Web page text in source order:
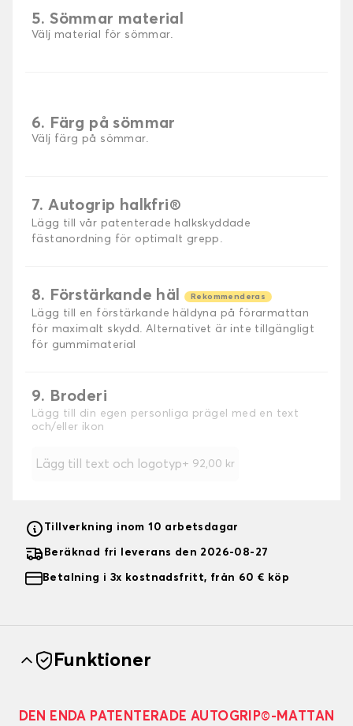
5. Sömmar material
Välj material för sömmar.
6. Färg på sömmar
Välj färg på sömmar.
7. Autogrip halkfri®
Lägg till vår patenterade halkskyddade
fästanordning för optimalt grepp.
8. Förstärkande häl Rekommenderas
Lägg till en förstärkande häldyna på förarmattan
för maximalt skydd. Alternativet är inte tillgängligt
för gummimaterial
9. Broderi
Lägg till din egen personliga prägel med en text
och/eller ikon
Lägg till text och logotyp+ 92,00 kr
Tillverkning inom 10 arbetsdagar
Beräknad fri leverans den 2026-08-27
Betalning i 3x kostnadsfritt, från 60 € köp
Funktioner
DEN ENDA PATENTERADE AUTOGRIP©-MATTAN